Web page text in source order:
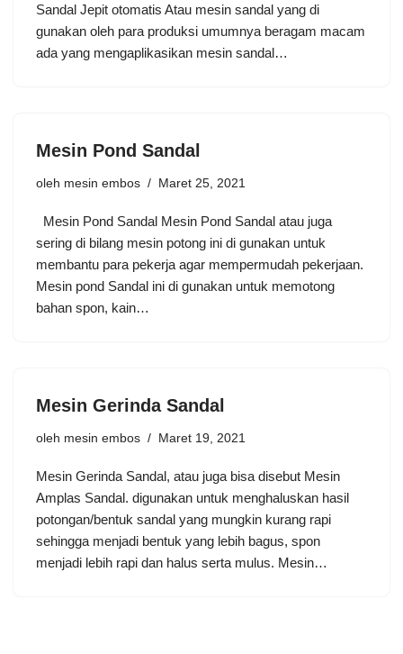
Sandal Jepit otomatis Atau mesin sandal yang di
gunakan oleh para produksi umumnya beragam macam
ada yang mengaplikasikan mesin sandal…
Mesin Pond Sandal
oleh mesin embos Maret 25, 2021
Mesin Pond Sandal Mesin Pond Sandal atau juga
sering di bilang mesin potong ini di gunakan untuk
membantu para pekerja agar mempermudah pekerjaan.
Mesin pond Sandal ini di gunakan untuk memotong
bahan spon, kain…
Mesin Gerinda Sandal
oleh mesin embos Maret 19, 2021
Mesin Gerinda Sandal, atau juga bisa disebut Mesin
Amplas Sandal. digunakan untuk menghaluskan hasil
potongan/bentuk sandal yang mungkin kurang rapi
sehingga menjadi bentuk yang lebih bagus, spon
menjadi lebih rapi dan halus serta mulus. Mesin…